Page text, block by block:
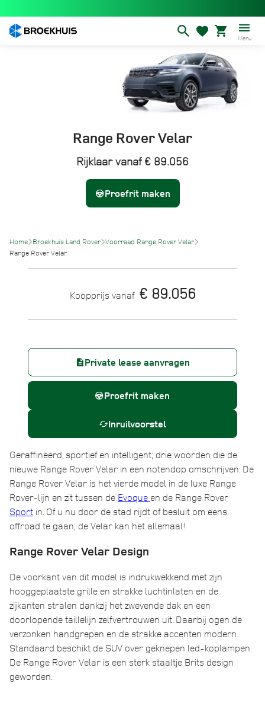
naar
Menu
Range Rover Velar
Rijklaar vanaf € 89.056
Proefrit maken
Home Broekhuis Land Rover Voorraad Range Rover Velar
Range Rover Velar
Koopprijs vanaf € 89.056
Private lease aanvragen
Proefrit maken
Inruilvoorstel
Geraffineerd, sportief en intelligent; drie woorden die de
nieuwe Range Rover Velar in een notendop omschrijven. De
Range Rover Velar is het vierde model in de luxe Range
Rover-lijn en zit tussen de Evoque en de Range Rover
Sport in. Of u nu door de stad rijdt of besluit om eens
offroad te gaan; de Velar kan het allemaal!
Range Rover Velar Design
De voorkant van dit model is indrukwekkend met zijn
hooggeplaatste grille en strakke luchtinlaten en de
zijkanten stralen dankzij het zwevende dak en een
doorlopende taillelijn zelfvertrouwen uit. Daarbij ogen de
verzonken handgrepen en de strakke accenten modern.
Standaard beschikt de SUV over geknepen led-koplampen.
De Range Rover Velar is een sterk staaltje Brits design
geworden.